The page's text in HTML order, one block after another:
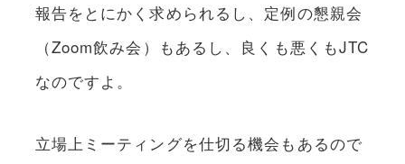
報告をとにかく求められるし、定例の懇親会
（Zoom飲み会）もあるし、良くも悪くもJTC
なのですよ。
立場上ミーティングを仕切る機会もあるので